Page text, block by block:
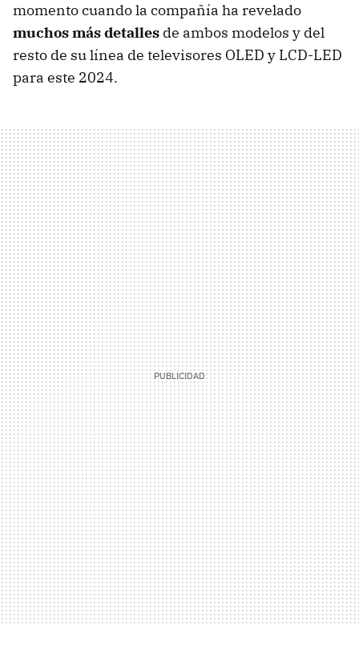
momento cuando la compañía ha revelado
muchos más detalles de ambos modelos y del
resto de su línea de televisores OLED y LCD-LED
para este 2024.